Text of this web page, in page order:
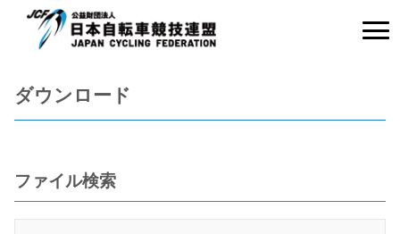
ダウンロード
ファイル検索